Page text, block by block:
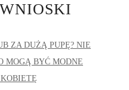
ZA DUŻĄ PUPĘ? NIE
MOGĄ BYĆ MODNE